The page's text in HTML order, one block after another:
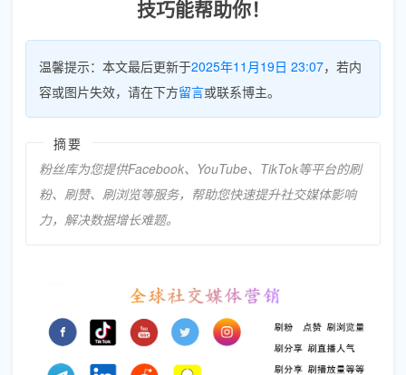
技巧能帮助你！
温馨提示：本文最后更新于2025年11月19日 23:07，若内
容或图片失效，请在下方留言或联系博主。
摘要
粉丝库为您提供Facebook、YouTube、TikTok等平台的刷
粉、刷赞、刷浏览等服务，帮助您快速提升社交媒体影响
力，解决数据增长难题。